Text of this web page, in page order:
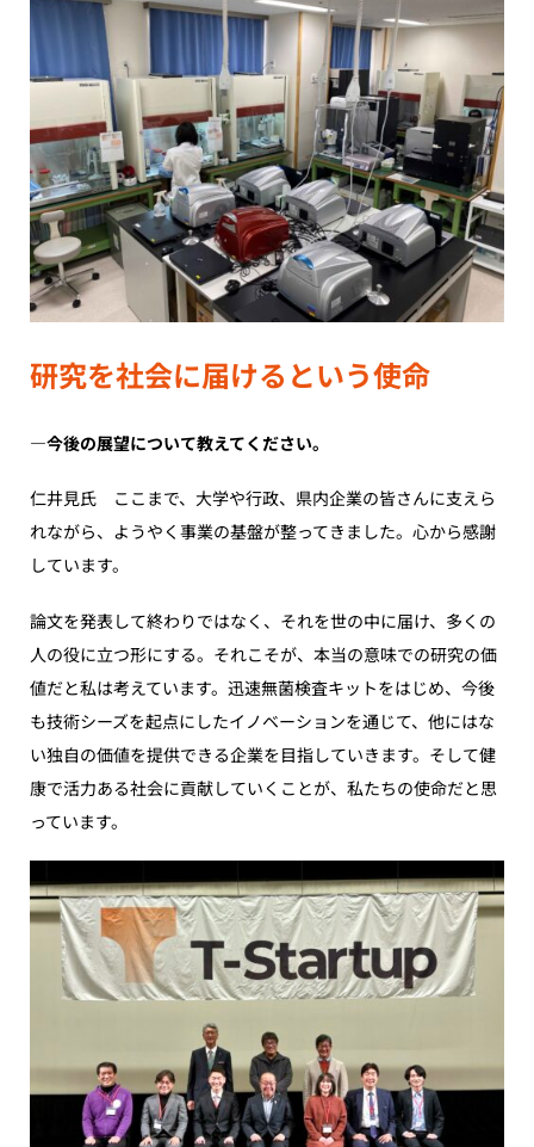
研究を社会に届けるという使命
―今後の展望について教えてください。
仁井見氏 ここまで、大学や行政、県内企業の皆さんに支えら
れながら、ようやく事業の基盤が整ってきました。心から感謝
しています。
論文を発表して終わりではなく、それを世の中に届け、多くの
人の役に立つ形にする。それこそが、本当の意味での研究の価
値だと私は考えています。迅速無菌検査キットをはじめ、今後
も技術シーズを起点にしたイノベーションを通じて、他にはな
い独自の価値を提供できる企業を目指していきます。そして健
康で活力ある社会に貢献していくことが、私たちの使命だと思
っています。